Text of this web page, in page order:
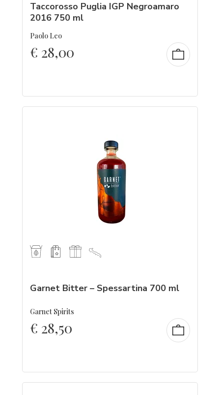
Taccorosso Puglia IGP Negroamaro
2016 750 ml
Paolo Leo
€ 28,00
Garnet Bitter – Spessartina 700 ml
Garnet Spirits
€ 28,50